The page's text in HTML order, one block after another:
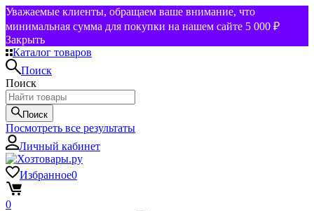
Уважаемые клиенты, обращаем ваше внимание, что
минимальная сумма для покупки на нашем сайте 5 000 ₽
Закрыть
Каталог товаров
Поиск
Поиск
Поиск
Посмотреть все результаты
Личный кабинет
Избранное0
0